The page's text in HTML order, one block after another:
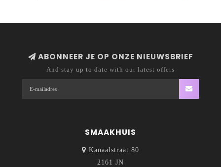
ABONNEER JE OP ONZE NIEUWSBRIEF
And stay up to date with our latest offers
SMAAKHUIS
Kanaalstraat 80
2161 JN